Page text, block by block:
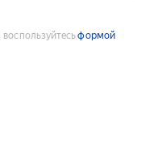
формой